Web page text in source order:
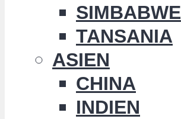
SIMBABWE
TANSANIA
ASIEN
CHINA
INDIEN